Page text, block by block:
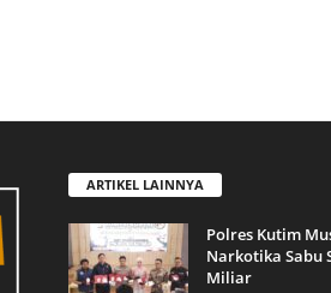
ARTIKEL LAINNYA
Polres Kutim
Narkotika Sabu
Miliar